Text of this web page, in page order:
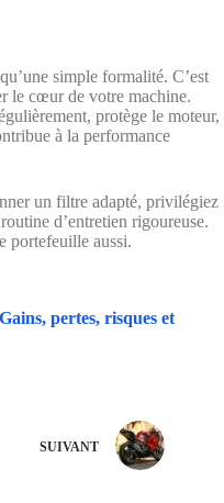
simple formalité. C’est
le cœur de votre machine.
protège le moteur,
à la performance
un filtre adapté, privilégiez
d’entretien rigoureuse.
portefeuille aussi.
pertes, risques et
SUIVANT